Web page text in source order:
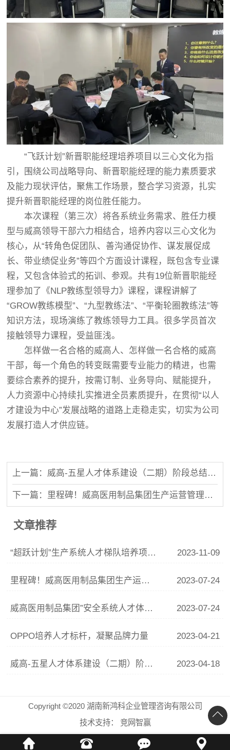
“飞跃计划”新晋职能经理培养项目以三心文化为指
引，围绕公司战略导向、新晋职能经理的能力素质要求
及能力现状评估，聚焦工作场景，整合学习资源，扎实
提升新晋职能经理的岗位胜任能力。
本次课程（第三次）将各系统业务需求、胜任力模
型与威高领导干部六力相结合，培养内容以三心文化为
核心，从“转角色促团队、善沟通促协作、谋发展促成
长、带业绩促业务”等四个方面设计课程，既包含专业课
程，又包含体验式的拓训、参观。共有19位新晋职能经
理参加了《NLP教练型领导力》课程，课程讲解了
“GROW教练模型”、“九型教练法”、“平衡轮圈教练法”等
知识方法，现场演练了教练领导力工具。很多学员首次
接触领导力课程，受益匪浅。
怎样做一名合格的威高人、怎样做一名合格的威高
干部，每一个角色的转变既需要专业能力的精进，也需
要综合素养的提升，按需订制、业务导向、赋能提升，
人力资源中心持续扎实推进全员素质提升，在贯彻“以人
才建设为中心”发展战略的道路上走稳走实，切实为公司
发展打造人才供应链。
上一篇：威高-五星人才体系建设（二期）阶段总结会顺利召开
下一篇：里程碑！威高医用制品集团生产运营管理体系全景图和五星人才体系建设指导教材同日发布
文章推荐
“超跃计划”生产系统人才梯队培养项目正式启动 2023-11-09
里程碑！威高医用制品集团生产运营管理体系全景图和五星人才体系建设指导教材同日发布 2023-07-24
威高医用制品集团”安全系统人才体系建设“项目正式启动 2023-07-24
OPPO培养人才标杆，凝聚品牌力量 2023-04-21
威高-五星人才体系建设（二期）阶段总结会顺利召开 2023-04-18
Copyright ©2020 湖南新鸿科企业管理咨询有限公司
技术支持：
竞网智赢